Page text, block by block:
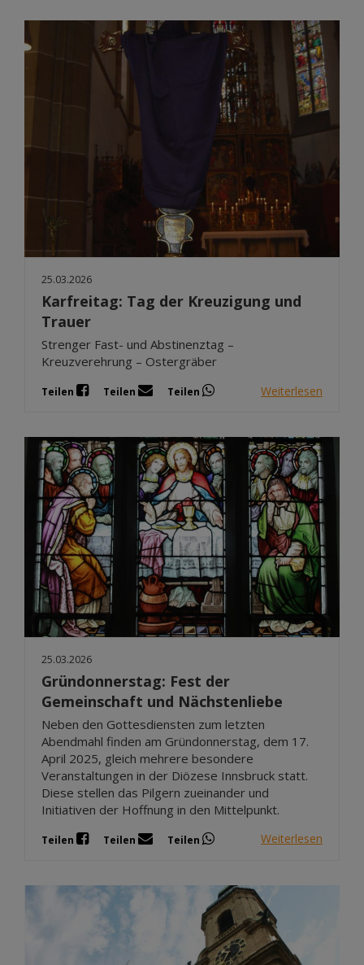
25.03.2026
Karfreitag: Tag der Kreuzigung und
Trauer
Strenger Fast- und Abstinenztag –
Kreuzverehrung – Ostergräber
Teilen Teilen Teilen Weiterlesen
25.03.2026
Gründonnerstag: Fest der
Gemeinschaft und Nächstenliebe
Neben den Gottesdiensten zum letzten
Abendmahl finden am Gründonnerstag, dem 17.
April 2025, gleich mehrere besondere
Veranstaltungen in der Diözese Innsbruck statt.
Diese stellen das Pilgern zueinander und
Initiativen der Hoffnung in den Mittelpunkt.
Teilen Teilen Teilen Weiterlesen